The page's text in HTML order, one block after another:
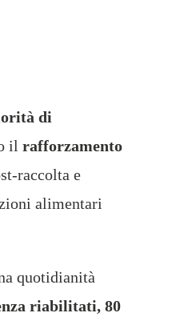
di
il rafforzamento
raccolta e
alimentari
quotidianità
riabilitati, 80